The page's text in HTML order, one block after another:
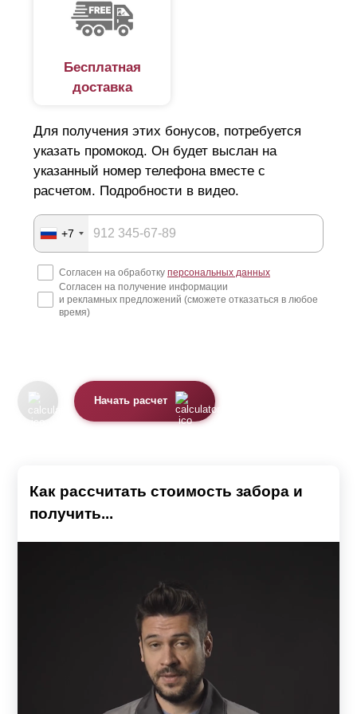
Бесплатная
доставка
Для получения этих бонусов, потребуется
указать промокод. Он будет выслан на
указанный номер телефона вместе с
расчетом. Подробности в видео.
+7
Согласен на обработку персональных данных
Согласен на получение информации
и рекламных предложений (сможете отказаться в любое
время)
Начать расчет
Как рассчитать стоимость забора и
получить...